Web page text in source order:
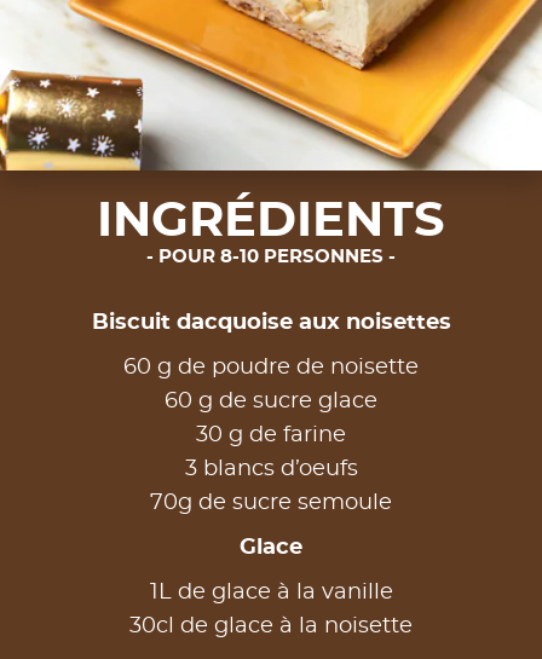
INGRÉDIENTS
POUR 8-10 PERSONNES
Biscuit dacquoise aux noisettes
60 g de poudre de noisette
60 g de sucre glace
30 g de farine
3 blancs d’oeufs
70g de sucre semoule
Glace
1L de glace à la vanille
30cl de glace à la noisette